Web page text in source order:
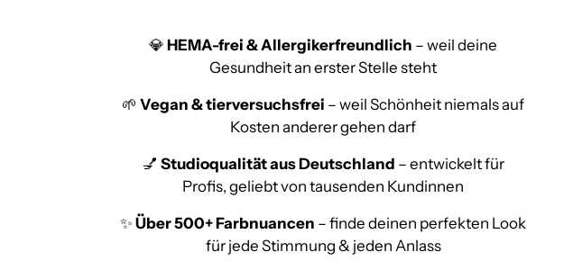
💎HEMA-frei & Allergikerfreundlich – weil deine
Gesundheit an erster Stelle steht
🌱Vegan & tierversuchsfrei – weil Schönheit niemals auf
Kosten anderer gehen darf
💅 Studioqualität aus Deutschland – entwickelt für
Profis, geliebt von tausenden Kundinnen
✨Über 500+ Farbnuancen – finde deinen perfekten Look
für jede Stimmung & jeden Anlass